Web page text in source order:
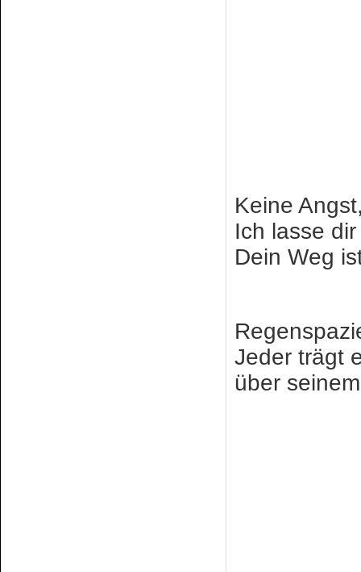
Keine
Ich lasse
Dein Weg
Jeder trägt
über